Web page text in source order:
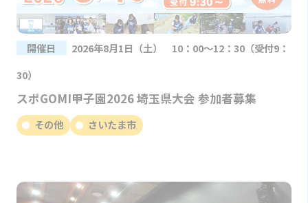
開催日
2026年8月1日（土） 10：00～12：30（受付9：
30）
スポGOMI甲子園2026 埼玉県大会 参加者募集
その他 さいたま市